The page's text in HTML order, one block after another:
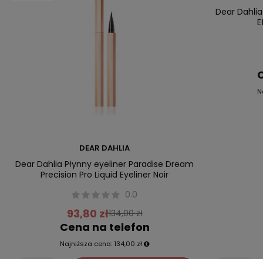
DEAR DAHLIA
Dear Dahlia Płynny eyeliner Paradise Dream
Precision Pro Liquid Eyeliner Noir
0.0
93,80 zł134,00 zł
Cena na telefon
Najniższa cena: 134,00 zł
Dear